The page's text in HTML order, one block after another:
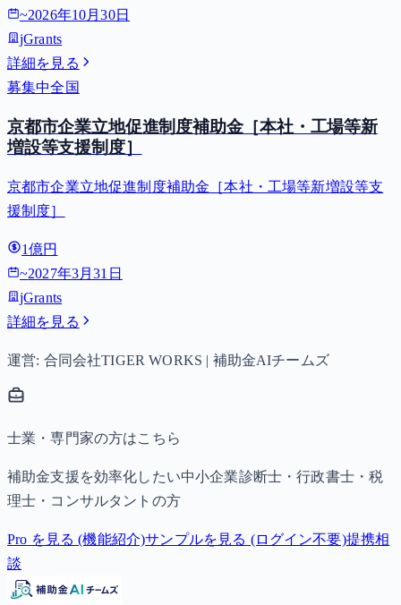
~2026年10月30日
jGrants
詳細を見る
募集中全国
京都市企業立地促進制度補助金［本社・工場等新
増設等支援制度］
京都市企業立地促進制度補助金［本社・工場等新増設等支
援制度］
1億円
~2027年3月31日
jGrants
詳細を見る
運営: 合同会社TIGER WORKS | 補助金AIチームズ
士業・専門家の方はこちら
補助金支援を効率化したい中小企業診断士・行政書士・税
理士・コンサルタントの方
Pro を見る (機能紹介)サンプルを見る (ログイン不要)提携相
談